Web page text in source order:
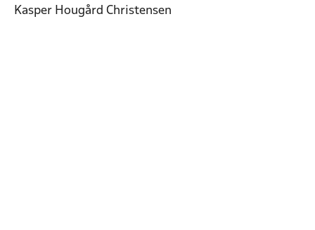
Kasper Hougård Christensen